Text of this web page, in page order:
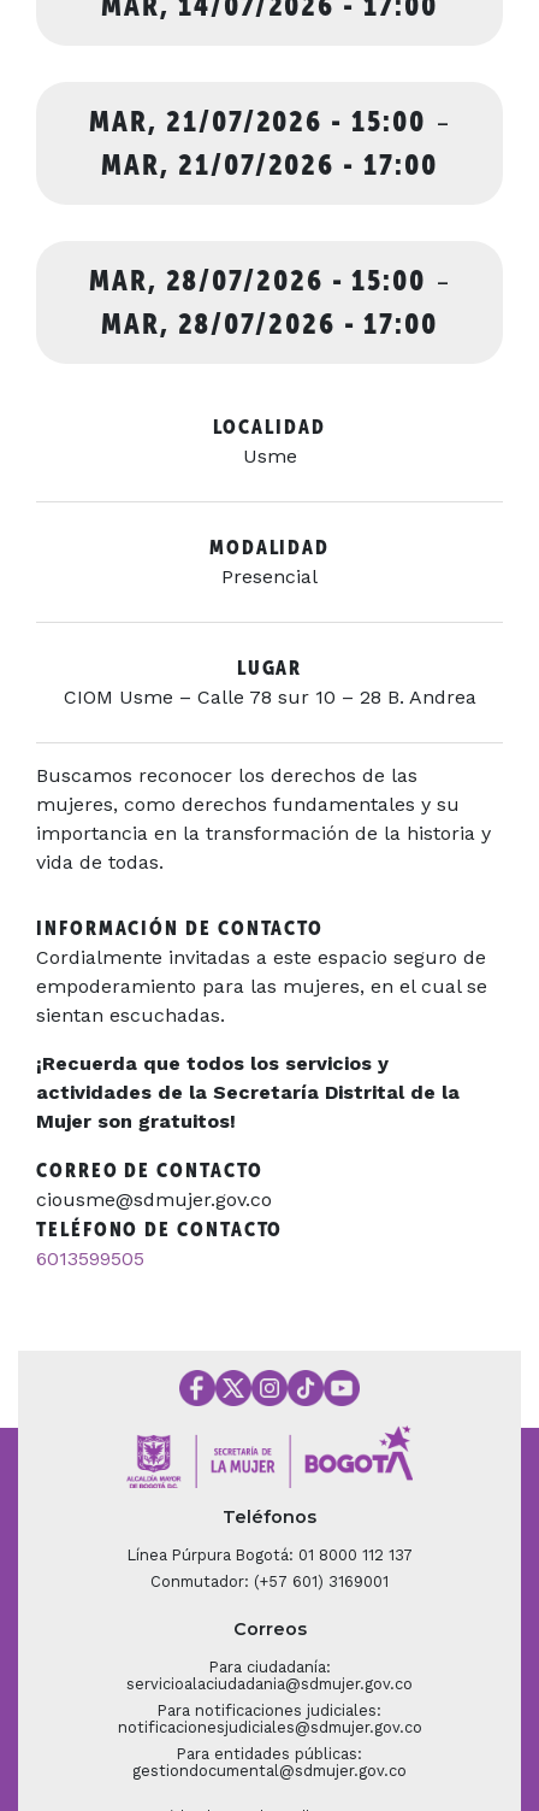
MAR, 21/07/2026 - 15:00 -
MAR, 21/07/2026 - 17:00
MAR, 28/07/2026 - 15:00 -
MAR, 28/07/2026 - 17:00
LOCALIDAD
Usme
MODALIDAD
Presencial
LUGAR
CIOM Usme – Calle 78 sur 10 – 28 B. Andrea
Buscamos reconocer los derechos de las
mujeres, como derechos fundamentales y su
importancia en la transformación de la historia y
vida de todas.
INFORMACIÓN DE CONTACTO
Cordialmente invitadas a este espacio seguro de
empoderamiento para las mujeres, en el cual se
sientan escuchadas.
¡Recuerda que todos los servicios y
actividades de la Secretaría Distrital de la
Mujer son gratuitos!
CORREO DE CONTACTO
ciousme@sdmujer.gov.co
TELÉFONO DE CONTACTO
6013599505
Teléfonos
Línea Púrpura Bogotá: 01 8000 112 137
Conmutador: (+57 601) 3169001
Correos
Para ciudadanía:
servicioalaciudadania@sdmujer.gov.co
Para notificaciones judiciales:
notificacionesjudiciales@sdmujer.gov.co
Para entidades públicas:
gestiondocumental@sdmujer.gov.co